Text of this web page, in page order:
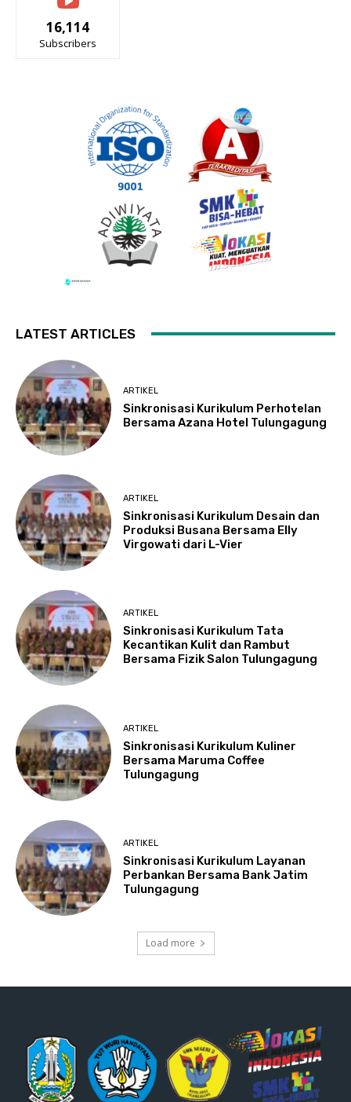
16,114
Subscribers
LATEST ARTICLES
ARTIKEL
Sinkronisasi Kurikulum Perhotelan
Bersama Azana Hotel Tulungagung
ARTIKEL
Sinkronisasi Kurikulum Desain dan
Produksi Busana Bersama Elly
Virgowati dari L-Vier
ARTIKEL
Sinkronisasi Kurikulum Tata
Kecantikan Kulit dan Rambut
Bersama Fizik Salon Tulungagung
ARTIKEL
Sinkronisasi Kurikulum Kuliner
Bersama Maruma Coffee
Tulungagung
ARTIKEL
Sinkronisasi Kurikulum Layanan
Perbankan Bersama Bank Jatim
Tulungagung
Load more